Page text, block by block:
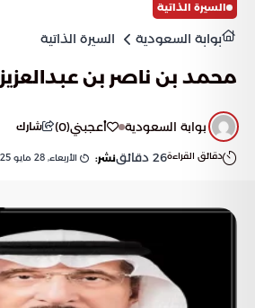
السيرة الذاتية
بوابة السعودية السيرة الذاتية
محمد بن ناصر بن عبدالعزيز
بوابة السعودية أعجبني(
0
) شارك
دقائق القراءة26 دقائقنشر: الأربعاء, 28 مايو 2025